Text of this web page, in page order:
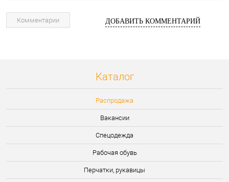
Комментарии ДОБАВИТЬ КОММЕНТАРИЙ
Каталог
Распродажа
Вакансии
Спецодежда
Рабочая обувь
Перчатки, рукавицы